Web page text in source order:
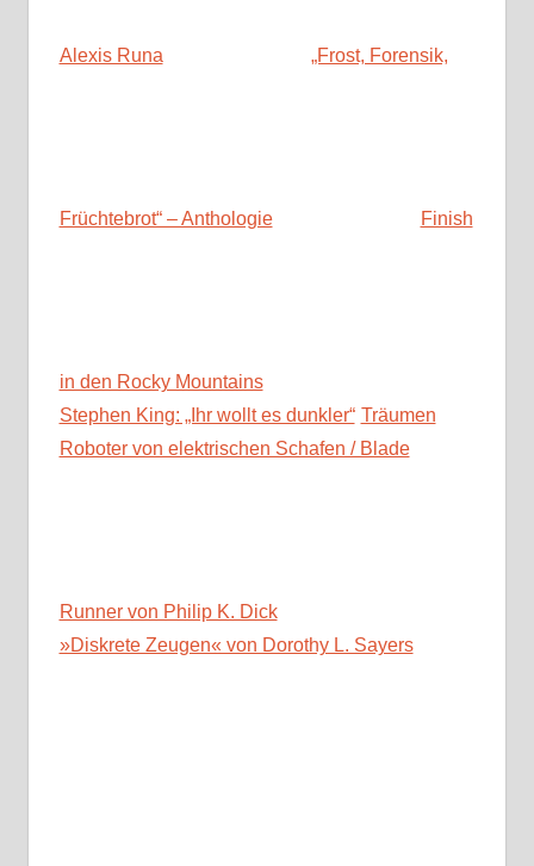
Alexis Runa „Frost, Forensik,
Früchtebrot“ – Anthologie Finish
in den Rocky Mountains
Stephen King: „Ihr wollt es dunkler“ Träumen
Roboter von elektrischen Schafen / Blade
Runner von Philip K. Dick
»Diskrete Zeugen« von Dorothy L. Sayers